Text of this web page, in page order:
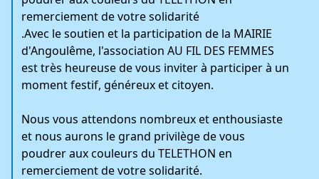
remerciement de votre solidarité
.Avec le soutien et la participation de la MAIRIE
d'Angoulême, l'association AU FIL DES FEMMES
est très heureuse de vous inviter à participer à un
moment festif, généreux et citoyen.
Nous vous attendons nombreux et enthousiaste
et nous aurons le grand privilège de vous
poudrer aux couleurs du TELETHON en
remerciement de votre solidarité.